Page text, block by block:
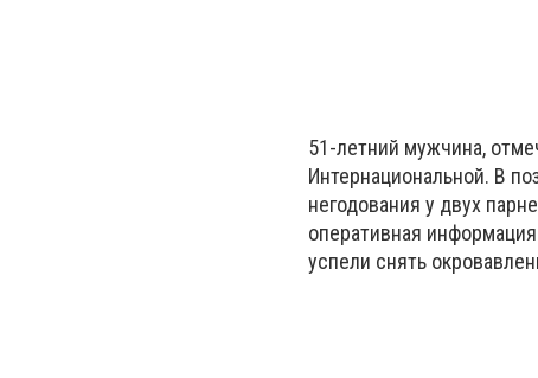
51-летний мужчина,
Интернациональной. В
негодования у двух
оперативная
успели снять